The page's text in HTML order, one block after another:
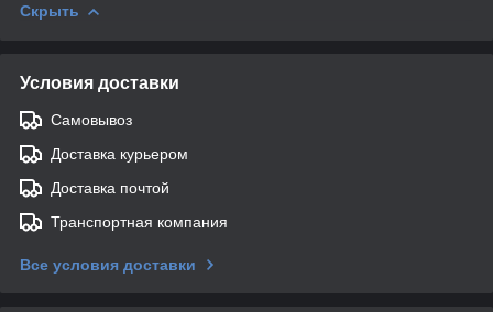
Скрыть
Условия доставки
Самовывоз
Доставка курьером
Доставка почтой
Транспортная компания
Все условия доставки